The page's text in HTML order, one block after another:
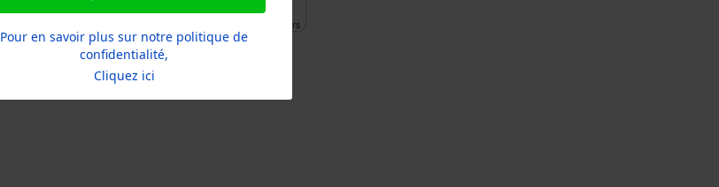
contributors
Pour en savoir plus sur notre politique de
confidentialité,
Cliquez ici